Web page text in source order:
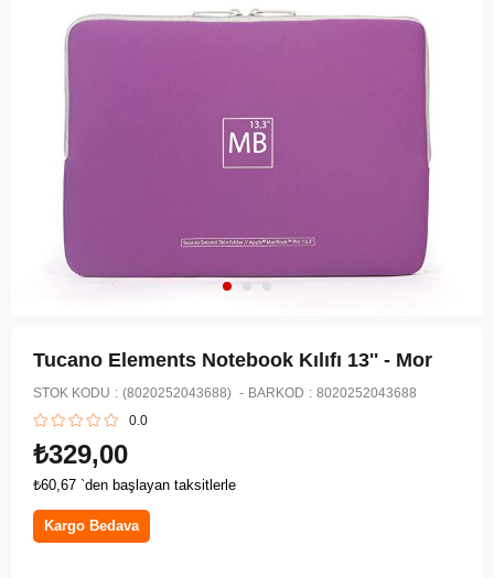
Google İle Bağlan
Tucano Elements Notebook Kılıfı 13'' - Mor
STOK KODU (8020252043688) BARKOD : 8020252043688
0.0
₺329,00
₺60,67 `den başlayan taksitlerle
Kargo Bedava